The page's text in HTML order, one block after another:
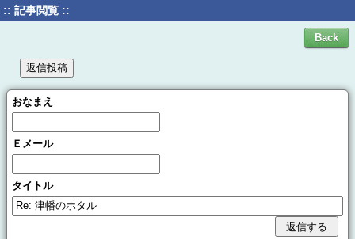
:: 記事閲覧 ::
おなまえ
Ｅメール
タイトル